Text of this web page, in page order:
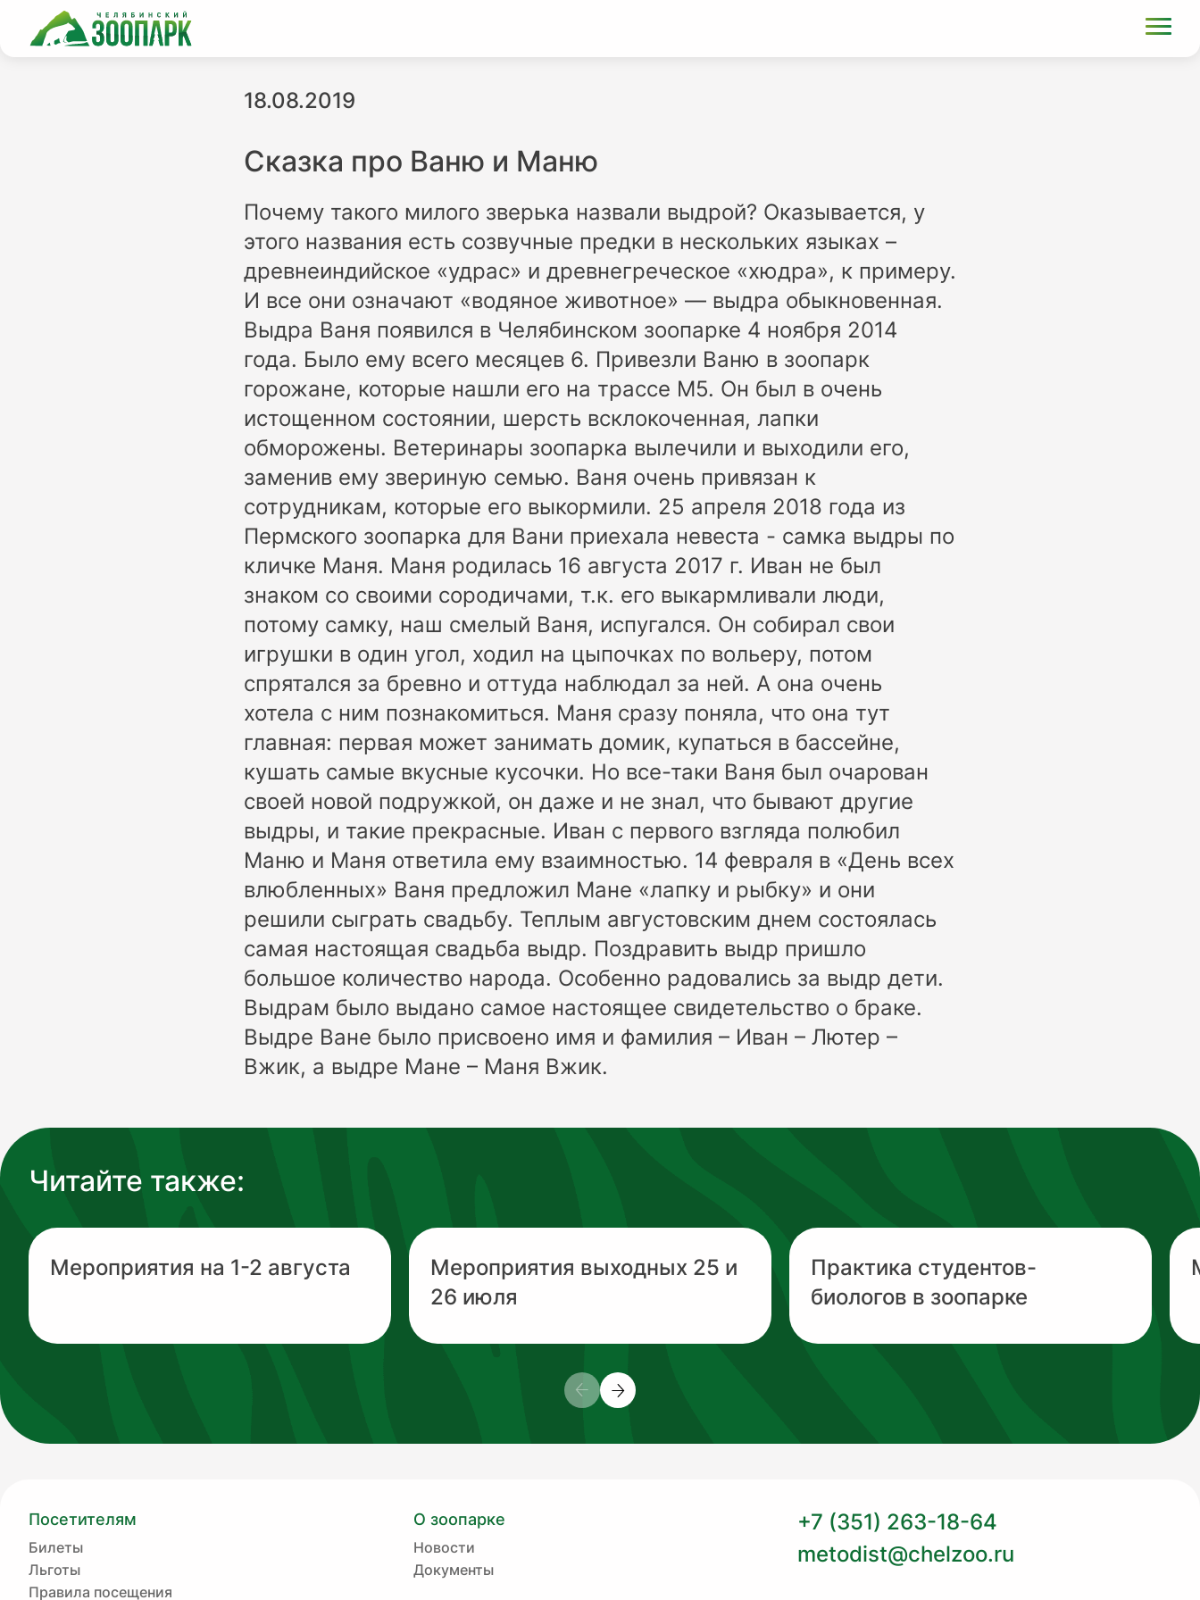
18.08.2019
Сказка про Ваню и Маню
Почему такого милого зверька назвали выдрой? Оказывается, у
этого названия есть созвучные предки в нескольких языках –
древнеиндийское «удрас» и древнегреческое «хюдра», к примеру.
И все они означают «водяное животное» — выдра обыкновенная.
Выдра Ваня появился в Челябинском зоопарке 4 ноября 2014
года. Было ему всего месяцев 6. Привезли Ваню в зоопарк
горожане, которые нашли его на трассе М5. Он был в очень
истощенном состоянии, шерсть всклокоченная, лапки
обморожены. Ветеринары зоопарка вылечили и выходили его,
заменив ему звериную семью. Ваня очень привязан к
сотрудникам, которые его выкормили. 25 апреля 2018 года из
Пермского зоопарка для Вани приехала невеста - самка выдры по
кличке Маня. Маня родилась 16 августа 2017 г. Иван не был
знаком со своими сородичами, т.к. его выкармливали люди,
потому самку, наш смелый Ваня, испугался. Он собирал свои
игрушки в один угол, ходил на цыпочках по вольеру, потом
спрятался за бревно и оттуда наблюдал за ней. А она очень
хотела с ним познакомиться. Маня сразу поняла, что она тут
главная: первая может занимать домик, купаться в бассейне,
кушать самые вкусные кусочки. Но все-таки Ваня был очарован
своей новой подружкой, он даже и не знал, что бывают другие
выдры, и такие прекрасные. Иван с первого взгляда полюбил
Маню и Маня ответила ему взаимностью. 14 февраля в «День всех
влюбленных» Ваня предложил Мане «лапку и рыбку» и они
решили сыграть свадьбу. Теплым августовским днем состоялась
самая настоящая свадьба выдр. Поздравить выдр пришло
большое количество народа. Особенно радовались за выдр дети.
Выдрам было выдано самое настоящее свидетельство о браке.
Выдре Ване было присвоено имя и фамилия – Иван – Лютер –
Вжик, а выдре Мане – Маня Вжик.
Читайте также:
Мероприятия на 1-2 августа
Мероприятия выходных 25 и
26 июля
Практика студентов-
биологов в зоопарке
Посетителям
Билеты
Льготы
Правила посещения
О зоопарке
Новости
Документы
+7 (351) 263-18-64
metodist@chelzoo.ru